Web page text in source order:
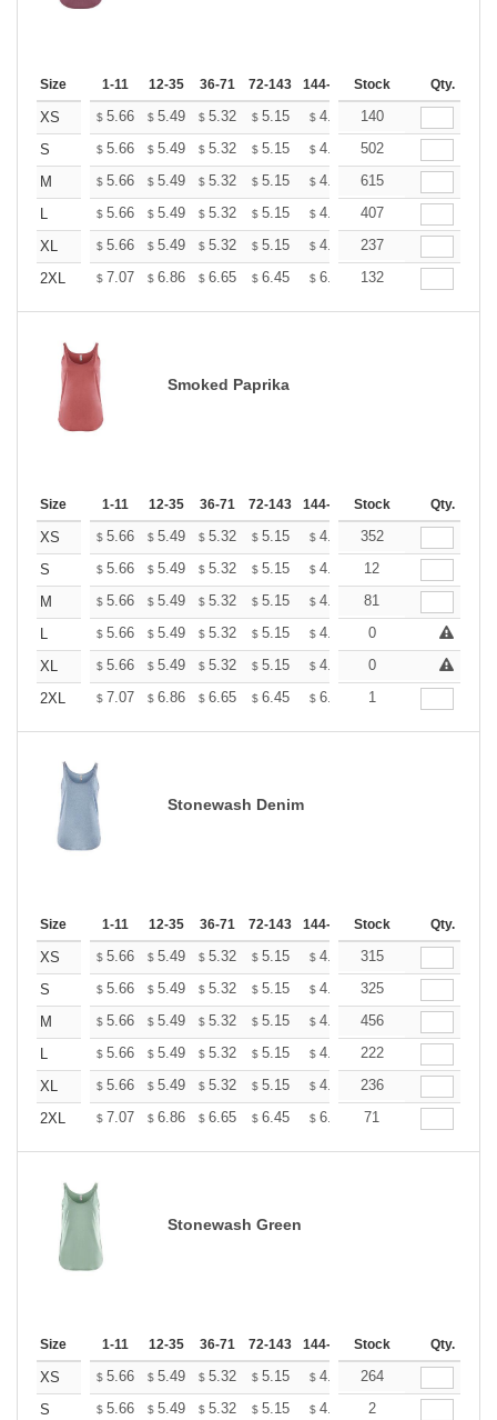
Size 1-11 12-35 36-71 72-143 144-287 288 + More
Stock Qty.
XS $ 5.66 $ 5.49 $ 5.32 $ 5.15 $ 4.99 $4.90
140
S
$ 5.66 $ 5.49 $ 5.32 $ 5.15 $ 4.99 $4.90
502
M
$ 5.66 $ 5.49 $ 5.32 $ 5.15 $ 4.99 $4.90
615
L
$ 5.66 $ 5.49 $ 5.32 $ 5.15 $ 4.99 $4.90
407
XL
$ 5.66 $ 5.49 $ 5.32 $ 5.15 $ 4.99 $4.90
237
2XL
$ 7.07 $ 6.86 $ 6.65 $ 6.45 $ 6.24 $6.13
132
Smoked Paprika
Size 1-11 12-35 36-71 72-143 144-287 288 + More
Stock Qty.
XS $ 5.66 $ 5.49 $ 5.32 $ 5.15 $ 4.99 $4.90
352
S
$ 5.66 $ 5.49 $ 5.32 $ 5.15 $ 4.99 $4.90
12
M
$ 5.66 $ 5.49 $ 5.32 $ 5.15 $ 4.99 $4.90
81
L
$ 5.66 $ 5.49 $ 5.32 $ 5.15 $ 4.99 $ +
0
XL
$ 5.66 $ 5.49 $ 5.32 $ 5.15 $ 4.99 $ +
0
2XL
$ 7.07 $ 6.86 $ 6.65 $ 6.45 $ 6.24 $
1
Stonewash Denim
Size 1-11 12-35 36-71 72-143 144-287 288 + More
Stock Qty.
XS $ 5.66 $ 5.49 $ 5.32 $ 5.15 $ 4.99 $4.90
315
S
$ 5.66 $ 5.49 $ 5.32 $ 5.15 $ 4.99 $4.90
325
M
$ 5.66 $ 5.49 $ 5.32 $ 5.15 $ 4.99 $4.90
456
L
$ 5.66 $ 5.49 $ 5.32 $ 5.15 $ 4.99 $4.90
222
XL
$ 5.66 $ 5.49 $ 5.32 $ 5.15 $ 4.99 $4.90
236
2XL
$ 7.07 $ 6.86 $ 6.65 $ 6.45 $ 6.24 $6.13
71
Stonewash Green
Size 1-11 12-35 36-71 72-143 144-287 288 + More
Stock Qty.
XS $ 5.66 $ 5.49 $ 5.32 $ 5.15 $ 4.99 $4.90
264
S
$ 5.66 $ 5.49 $ 5.32 $ 5.15 $ 4.99 $
2